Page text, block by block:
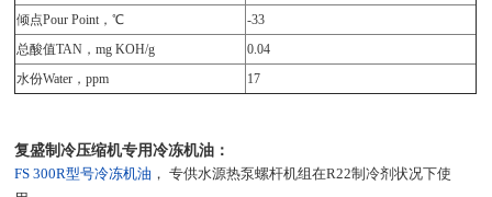
倾点Pour Point，℃
-33
总酸值TAN，mg KOH/g
0.04
水份Water，ppm
17
复盛制冷压缩机专用冷冻机油：
FS 300R型号冷冻机油 ， 专供水源热泵螺杆机组在R22制冷剂状况下使